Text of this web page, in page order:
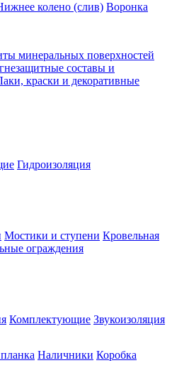
колено (слив) Воронка
минеральных поверхностей
составы и
краски и декоративные
Гидроизоляция
Мостики и ступени Кровельная
ограждения
Комплектующие Звукоизоляция
Наличники Коробка